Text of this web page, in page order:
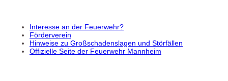
Interesse an der Feuerwehr?
Förderverein
Hinweise zu Großschadenslagen und Störfällen
Offizielle Seite der Feuerwehr Mannheim